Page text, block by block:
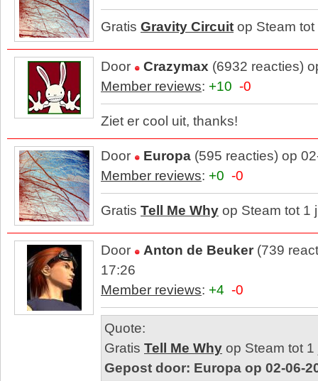
Gratis Gravity Circuit op Steam
Door Crazymax (6932 reacties)
Member reviews: +10 -0
Ziet er cool uit, thanks!
Door Europa (595 reacties) op
Member reviews: +0 -0
Gratis Tell Me Why op Steam tot 1
Door Anton de Beuker (739
17:26
Member reviews: +4 -0
Quote:
Gratis Tell Me Why op Steam tot
Gepost door: Europa op 02-06-